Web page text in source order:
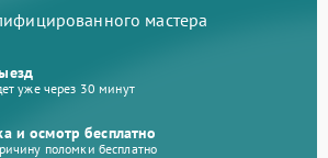
мастера
уже через 30 минут
и осмотр бесплатно
поломки бесплатно